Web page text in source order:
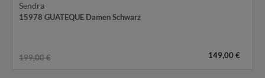
Sendra
15978 GUATEQUE Damen Schwarz
199,00 € 149,00 €